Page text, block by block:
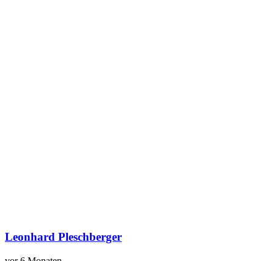
Leonhard Pleschberger